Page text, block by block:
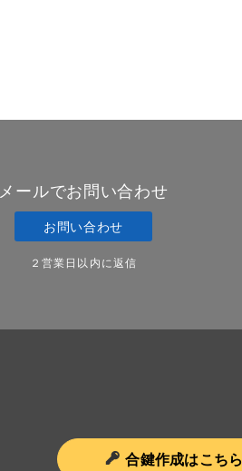
メールでお問い合わせ
お問い合わせ
２営業日以内に返信
合鍵作成はこちら